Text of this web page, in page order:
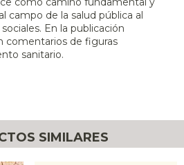
campo de la salud pública al
En la publicación
comentarios de figuras
sanitario.
SIMILARES